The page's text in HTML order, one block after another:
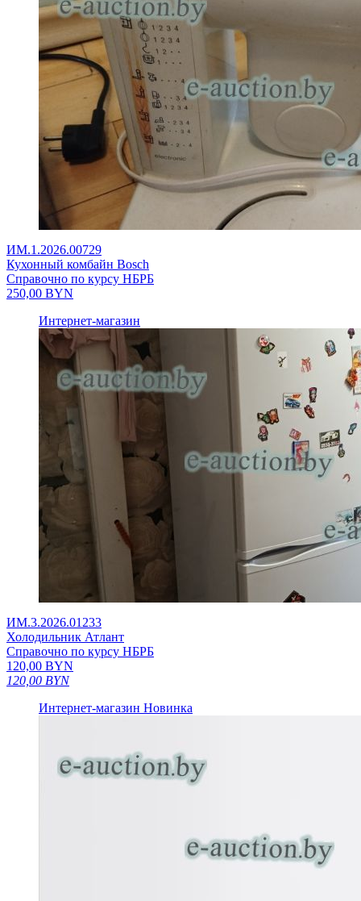
ИМ.1.2026.00729
Кухонный комбайн Bosch
Справочно по курсу НБРБ
250,00 BYN
Интернет-магазин
ИМ.3.2026.01233
Холодильник Атлант
Справочно по курсу НБРБ
120,00 BYN
120,00 BYN
Интернет-магазин Новинка